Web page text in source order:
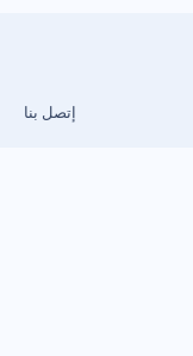
إتصل بنا